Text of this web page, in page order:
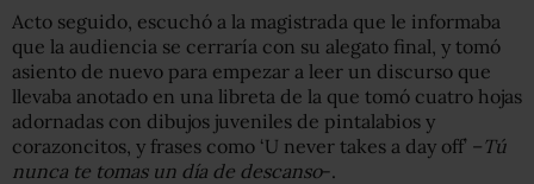
Acto seguido, escuchó a la magistrada que le informaba
que la audiencia se cerraría con su alegato final, y tomó
asiento de nuevo para empezar a leer un discurso que
llevaba anotado en una libreta de la que tomó cuatro hojas
adornadas con dibujos juveniles de pintalabios y
corazoncitos, y frases como ‘U never takes a day off’ –Tú
nunca te tomas un día de descanso-.